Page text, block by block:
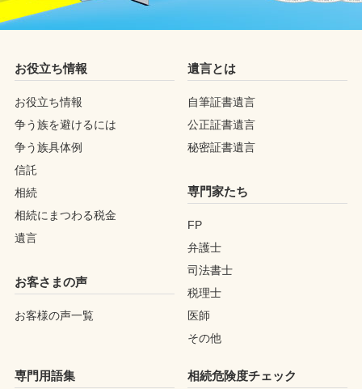
お役立ち情報
お役立ち情報
争う族を避けるには
争う族具体例
信託
相続
相続にまつわる税金
遺言
お客さまの声
お客様の声一覧
遺言とは
自筆証書遺言
公正証書遺言
秘密証書遺言
専門家たち
FP
弁護士
司法書士
税理士
医師
その他
専門用語集 相続危険度チェック